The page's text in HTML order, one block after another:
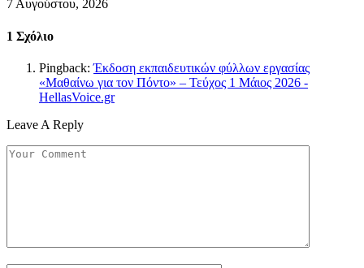
7 Αυγούστου, 2026
1 Σχόλιο
Pingback:Έκδοση εκπαιδευτικών φύλλων εργασίας
«Μαθαίνω για τον Πόντο» – Τεύχος 1 Μάιος 2026 -
HellasVoice.gr
Leave A Reply